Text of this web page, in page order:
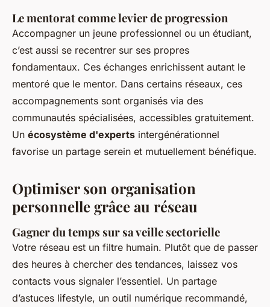
Le mentorat comme levier de progression
Accompagner un jeune professionnel ou un étudiant,
c’est aussi se recentrer sur ses propres
fondamentaux. Ces échanges enrichissent autant le
mentoré que le mentor. Dans certains réseaux, ces
accompagnements sont organisés via des
communautés spécialisées, accessibles gratuitement.
Un écosystème d'experts intergénérationnel
favorise un partage serein et mutuellement bénéfique.
Optimiser son organisation
personnelle grâce au réseau
Gagner du temps sur sa veille sectorielle
Votre réseau est un filtre humain. Plutôt que de passer
des heures à chercher des tendances, laissez vos
contacts vous signaler l’essentiel. Un partage
d’astuces lifestyle, un outil numérique recommandé,